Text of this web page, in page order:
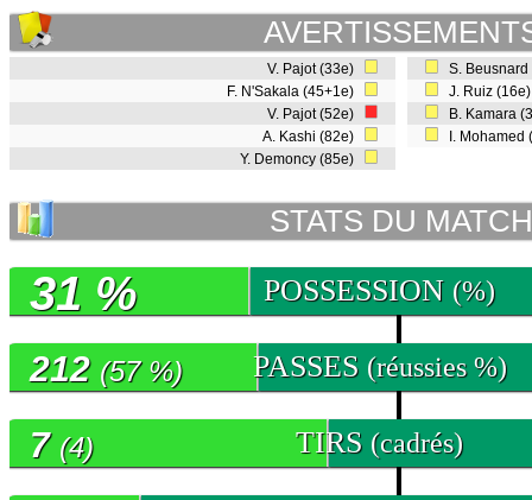
V. Pajot (33e)
F. N'Sakala (45+1e)
V. Pajot (52e)
A. Kashi (82e)
Y. Demoncy (85e)
S.
J. Ruiz
B. Kamara
I.
STATS DU MATCH
POSSESSION (%)
31 %
PASSES (réussies %)
212 (57 %)
TIRS (cadrés)
7 (4)